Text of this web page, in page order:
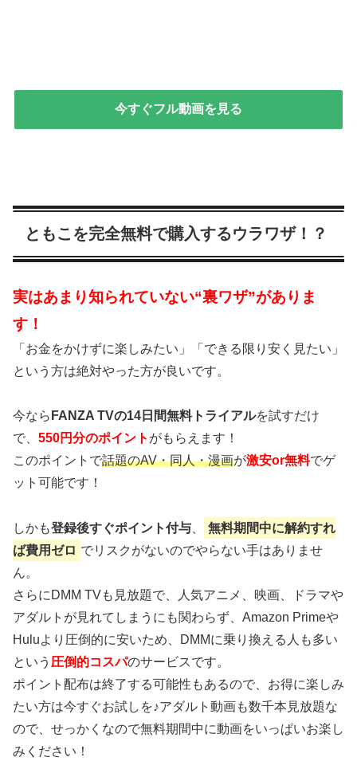
今すぐフル動画を見る
ともこを完全無料で購入するウラワザ！？
実はあまり知られていない“裏ワザ”がありま
す！
「お金をかけずに楽しみたい」「できる限り安く見たい」
という方は絶対やった方が良いです。
今なら FANZA TVの14日間無料トライアルを試すだけ
で、 550円分のポイント がもらえます！
このポイントで話題のAV・同人・漫画が激安or無料でゲ
ット可能です！
しかも登録後すぐポイント付与
無料期間中に解約すれ
ば費用ゼロ でリスクがないのでやらない手はありませ
ん。
さらにDMM TVも見放題で、人気アニメ、映画、ドラマや
アダルトが見れてしまうにも関わらず、Amazon Primeや
Huluより圧倒的に安いため、DMMに乗り換える人も多い
という 圧倒的コスパのサービスです。
ポイント配布は終了する可能性もあるので、お得に楽しみ
たい方は今すぐお試しを♪アダルト動画も数千本見放題な
ので、せっかくなので無料期間中に動画をいっぱいお楽し
みください！